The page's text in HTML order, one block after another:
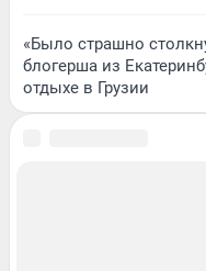
«Было страшно
блогерша из
отдыхе в Грузии